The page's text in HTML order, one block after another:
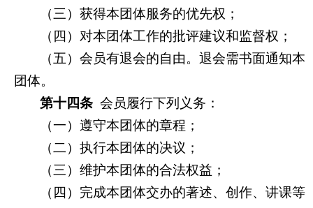
（三） 获得本团体服务的优先权；
（四） 对本团体工作的批评建议和监督权；
（五） 会员有退会的自由。退会需书面通知本
团体。
第十四条 会员履行下列义务：
（一）遵守本团体的章程；
（二）执行本团体的决议；
（三）维护本团体的合法权益；
（四）完成本团体交办的著述、创作、讲课等